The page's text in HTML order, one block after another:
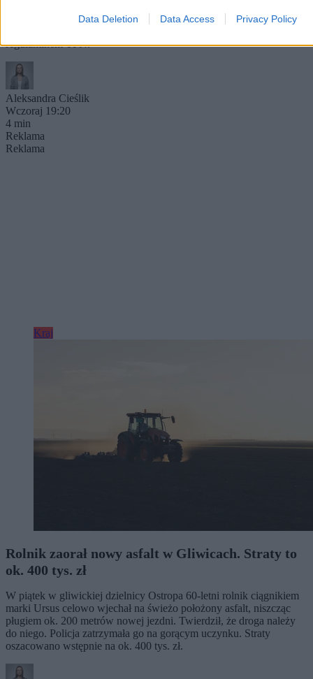
Data Deletion Data Access Privacy Policy
twierdząc, że konie są męczone. Wozacy i eksperci weterynarii
regulaminem TPN.
Aleksandra Cieślik
Wczoraj 19:20
4 min
Reklama
Reklama
Kraj
Rolnik zaorał nowy asfalt w Gliwicach. Straty to
ok. 400 tys. zł
W piątek w gliwickiej dzielnicy Ostropa 60-letni rolnik ciągnikiem
marki Ursus celowo wjechał na świeżo położony asfalt, niszcząc
pługiem ok. 200 metrów nowej jezdni. Twierdził, że droga należy
do niego. Policja zatrzymała go na gorącym uczynku. Straty
oszacowano wstępnie na ok. 400 tys. zł.